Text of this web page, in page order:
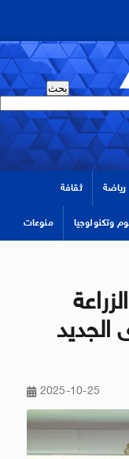
رياضة ثقافة
وتكنولوجيا منوعات
الجديد
2025-10-25